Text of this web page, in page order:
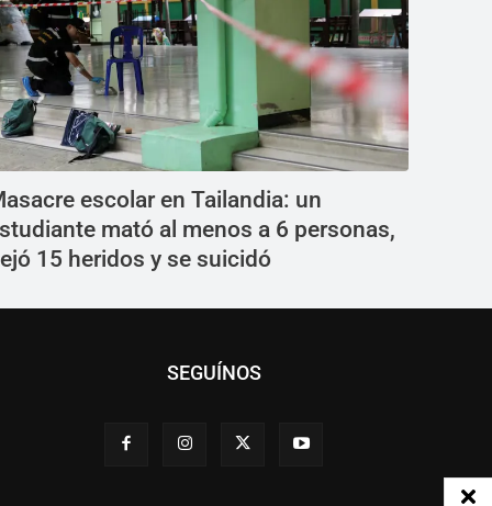
escolar en Tailandia: un
mató al menos a 6 personas,
15 heridos y se suicidó
SEGUÍNOS